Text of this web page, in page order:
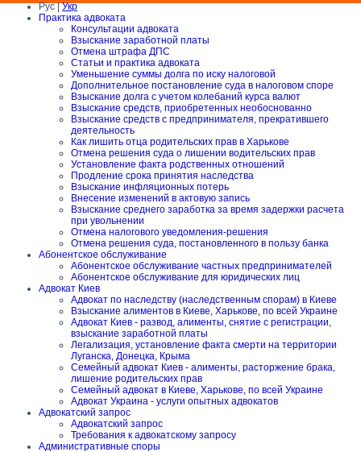
Рус |Укр
Практика адвоката
Консультации адвоката
Взыскание заработной платы
Отмена штрафа ДПС
Статьи и практика адвоката
Уменьшение суммы долга по иску налоговой
Дополнительное постановление суда в налоговом споре
Взыскание долга с учетом колебаний курса валют
Взыскание средств, приобретенных необоснованно
Взыскание средств с предпринимателя, прекратившего
деятельность
Как лишить отца родительских прав в Харькове
Отмена решения суда о лишении водительских прав
Установление факта родственных отношений
Продление срока принятия наследства
Взыскание инфляционных потерь
Внесение изменений в актовую запись
Взыскание среднего заработка за время задержки расчета
при увольнении
Отмена налогового уведомления-решения
Отмена решения суда, постановленного в пользу банка
Абонентское обслуживание
Абонентское обслуживание частных предпринимателей
Абонентское обслуживание для юридических лиц
Адвокат Киев
Адвокат по наследству (наследственным спорам) в Киеве
Взыскание алиментов в Киеве, Харькове, по всей Украине
Адвокат Киев - развод, алименты, снятие с регистрации,
взыскание заработной платы
Легализация, установление факта смерти на территории
Луганска, Донецка, Крыма
Семейный адвокат Киев - алименты, расторжение брака,
лишение родительских прав
Семейный адвокат в Киеве, Харькове, по всей Украине
Адвокат Украина - услуги опытных адвокатов
Адвокатский запрос
Адвокатский запрос
Требования к адвокатскому запросу
Административные споры